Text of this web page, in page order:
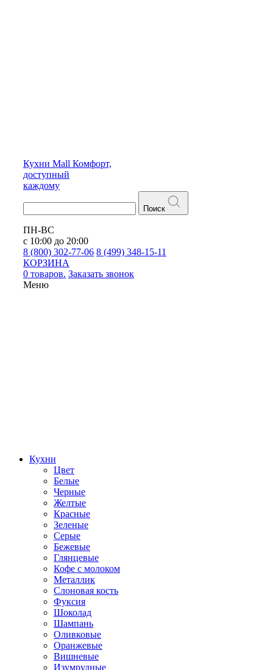
Кухни Mall Комфорт,
доступный
каждому
Поиск
ПН-ВС
с 10:00 до 20:00
8 (800) 302-77-06 8 (499) 348-15-11
КОРЗИНА
0 товаров. Заказать звонок
Меню
Кухни
Цвет
Белые
Черные
Желтые
Красные
Зеленые
Серые
Бежевые
Глянцевые
Кофе с молоком
Металлик
Слоновая кость
Фуксия
Шоколад
Шампань
Оливковые
Оранжевые
Вишневые
Изумрудные